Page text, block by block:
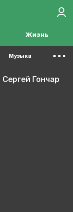
Жизнь
Музыка
Сергей Гончар